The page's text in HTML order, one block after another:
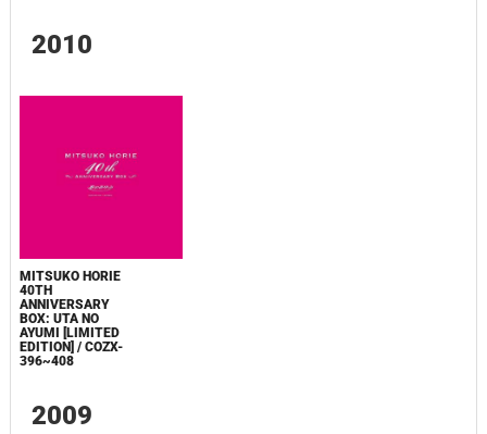
2010
MITSUKO HORIE
40TH
ANNIVERSARY
BOX: UTA NO
AYUMI [LIMITED
EDITION] / COZX-
396~408
2009